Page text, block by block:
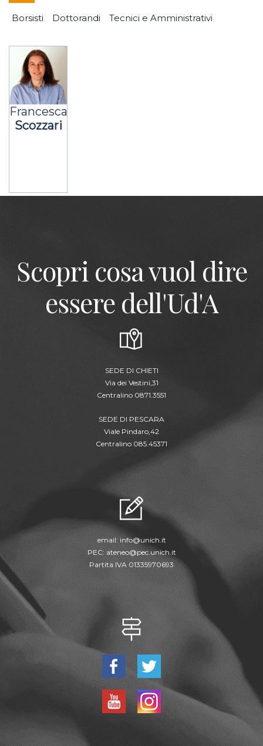
Borsisti Dottorandi Tecnici e Amministrativi
Francesca
Scozzari
Scopri cosa vuol dire
essere dell'Ud'A
SEDE DI CHIETI
Via dei Vestini,31
Centralino 0871.3551
SEDE DI PESCARA
Viale Pindaro,42
Centralino 085.45371
email: info@unich.it
PEC: ateneo@pec.unich.it
Partita IVA 01335970693